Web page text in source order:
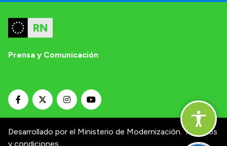
Prensa y Comunicación
Desarrollado por el Ministerio de Modernización. Términos
y condiciones